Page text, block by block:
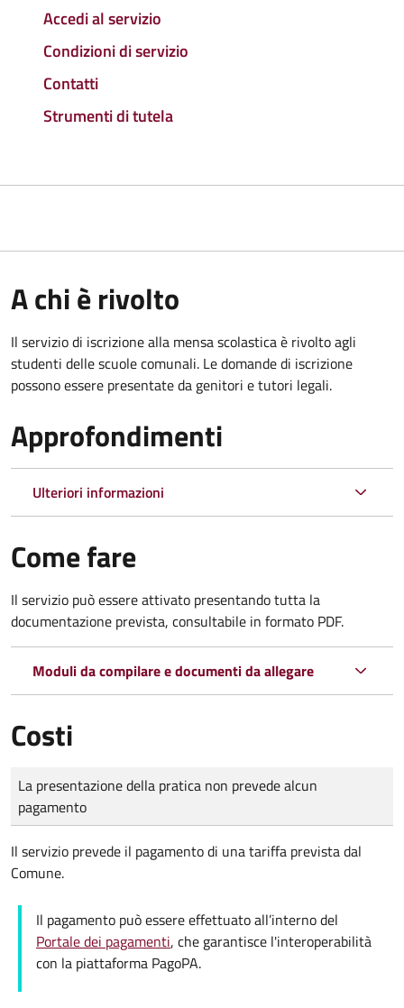
Accedi al servizio
Condizioni di servizio
Contatti
Strumenti di tutela
A chi è rivolto
Il servizio di iscrizione alla mensa scolastica è rivolto agli
studenti delle scuole comunali. Le domande di iscrizione
possono essere presentate da genitori e tutori legali.
Approfondimenti
Ulteriori informazioni
Come fare
Il servizio può essere attivato presentando tutta la
documentazione prevista, consultabile in formato PDF.
Moduli da compilare e documenti da allegare
Costi
Tipo di pagamento
Importo
La presentazione della pratica non prevede alcun
pagamento
Il servizio prevede il pagamento di una tariffa prevista dal
Comune.
Il pagamento può essere effettuato all’interno del
Portale dei pagamenti, che garantisce l'interoperabilità
con la piattaforma PagoPA.